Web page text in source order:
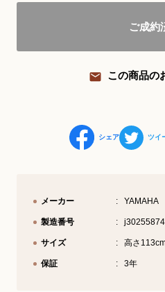
ピアノ
ご成約
この商品の
シェア ツイ
メーカー YAMAHA
製造番号 j30255874
サイズ 高さ
保証 3年